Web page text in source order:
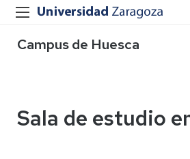
Campus de Huesca
Sala de estudio